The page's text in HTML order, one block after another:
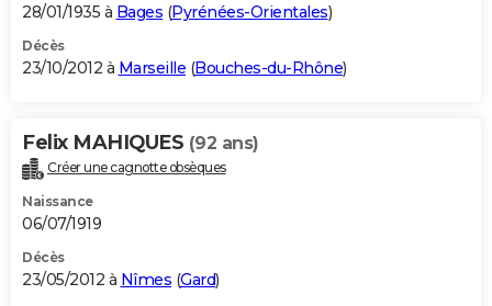
28/01/1935 à Bages (Pyrénées-Orientales)
Décès
23/10/2012 à Marseille (Bouches-du-Rhône)
Felix MAHIQUES (92 ans)
Créer une cagnotte obsèques
Naissance
06/07/1919
Décès
23/05/2012 à Nîmes (Gard)